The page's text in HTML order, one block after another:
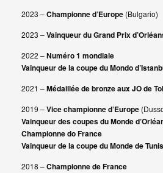
2023 –Championne d’Europe (Bulgario)
2023 –Vainqueur du Grand Prix
2022 –Numéro 1 mondiale
Vainqueur de la coupe du Mondo
2021 –Médaillée de bronze aux JO de
2019 –Vice championne d’Europe
Vainqueur des coupes du Monde
Championne do France
Vainqueur de la coupe du Monde de Tunis
2018 –Championne de France